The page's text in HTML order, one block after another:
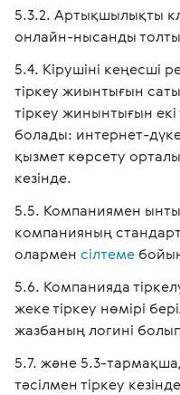
Артықшылықты
онлайн-нысанды
Кірушіні кеңесші
тіркеу жиынтығын
тіркеу жинынтығын
болады: интернет-
қызмет көрсету
кезінде.
Компаниямен
компанияның
олармен сілтеме
Компанияда
жеке тіркеу нөмірі
жазбаның логині
және 5.3-
тәсілмен тіркеу